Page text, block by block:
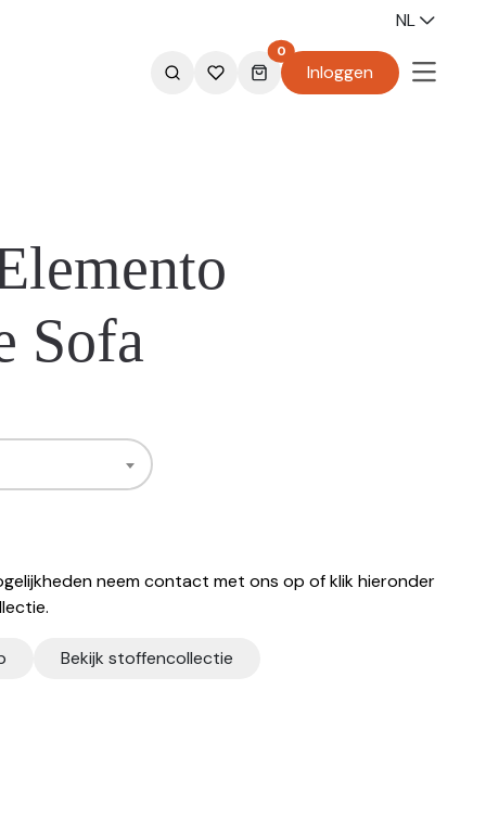
NL
0
Inloggen
Sofa
neem contact met ons op of klik hieronder
Bekijk stoffencollectie